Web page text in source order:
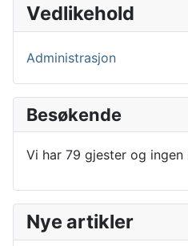
Vedlikehold
Administrasjon
Besøkende
Vi har 79 gjester og ingen
Nye artikler